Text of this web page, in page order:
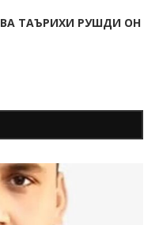
ВА ТАЪРИХИ РУШДИ ОН